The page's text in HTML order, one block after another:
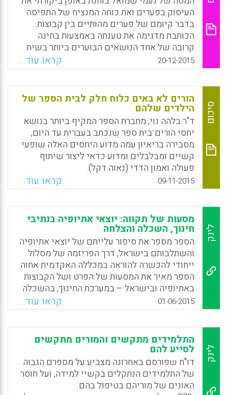
מוכן היטב. דע את תחום הדעת שלך. למד כיצד
לנהל כיתה. הקדש סמסטר או שנה כסטודנט
להוראה, בליווי של מורה חונך. הוראה היא מקצוע
לא בילוי, ולא לחובבנים (Diane Ravitch).
WhatsApp
Facebook
Email
X
העיסוק בפערים ואת כוחה המנציח של התפיסה
בדבר קיומם של פערים מהותיים בין קבוצות.
הכותבת מדגימה את טענתה באמצעות בחינה
קרובה של אחד הנושאים הבוערים ביותר בשיח
החינוכי הישראלי: החינוך של תלמידים יוצאי
אתיופיה. הכותבת מצביעה על תהליכים של
גזענות תרבותית מוסווית המניחה הבדל מהותי ולא
ניתן לשינוי בין פרטים מרקע שונה. לטענתה, שיח
חברתי וחינוכי על פערים תרבותיים קשיחים עשוי
לשמר גזענות זו ולתרום בלא יודעין להנצחתה. לכן
שמואל מציעה חלופה לשיח זה, הממוקדת
ב"מעברים". עיסוק במעבר בין-תרבותי מסיט את
תשומת הלב ממאפייניהם האישיים של בני אדם
אל עבר ההקשר הרחב שבו מתעצבת זהותם של
פרטים וקבוצות (נעמי שמואל).
20-12-2015 קראו עוד...
סיכום
הורים לא באים כלוח חלק לבית הספר של
הילדים שלהם
ד"ר בלהה נוי, מחברת הספר המקיף ביותר בנושא
יחסי הורים־בית ספר שנכתב בעברית עד היום,
מסבירה בריאיון עמה מדוע היחסים האלה שופעי
קשיים ומבלבלים ומדוע כדאי ליצור שיתוף
פעולה ואמון הדדי (נאוה דקל).
WhatsApp
Facebook
Email
X 09-11-2015 קראו עוד...
לינק
מסעות של תקווה: יוצאי אתיופיה בנתיבי
חינוך, השכלה והצלחה
הספר מספר את סיפור עלייתם של יוצאי אתיופיה
והשתלבותם בישראל, דרך הפריזמה של מסלול
ייחודי להכשרה להוראה במכללה האקדמית אחוה.
הספר מאיר את המסעות של הפרט ושל הקבוצות
באתיופיה ובישראל – במערכת החינוך, בהשכלה
הגבוהה. הוא מעלה שאלות של גיבוש זהות אישית
ומקצועית, דילמות של חיי היום-יום בקליטה
ובהשתלבות ודילמות של החלטות חשובות בחיים.
הספר מתאר את החלום ואת החזון של העלייה
לירושלים וכן את ההגשמה של ההכשרה להוראה
כמסעות של תקווה בדרך ארוכה של התנסויות
משמעותיות ומחקרים שנעשו במשך יותר מעשר
שנים (אסתר קלניצקי, שוש מלאת, נחום כהן).
01-06-2015 קראו עוד...
לינק
התלמידים מתקשים והמורים מתקשים
לסייע להם
דו"ח שפורסם באחרונה מצביע על מספרם הגבוה
של התלמידים הנתקלים בקשיי למידה, ועל חוסר
האונים של מוריהם בטיפול בהם.